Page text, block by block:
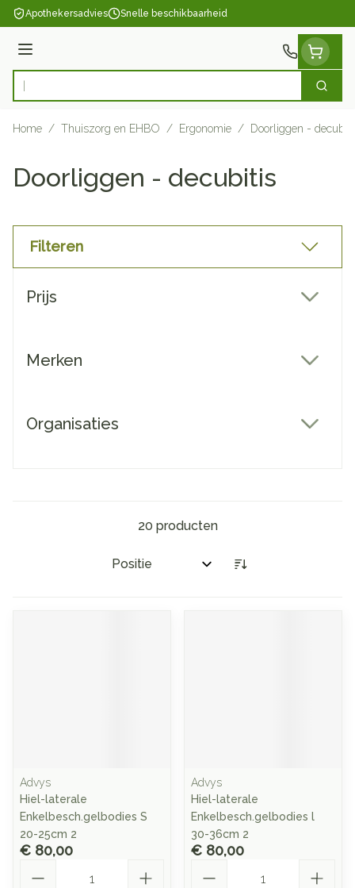
Ga naar de inhoud
Apothekersadvies Snelle beschikbaarheid
Menu
Product, merk, categorie... Zoek
Home / Thuiszorg en EHBO / Ergonomie / Doorliggen -
Doorliggen - decubitis
Filteren
Prijs
Merken
Organisaties
20 producten
Sorteer op:
Advys
Hiel-laterale
Enkelbesch.gelbodies S
20-25cm 2
€ 80,00
Advys
Hiel-laterale
Enkelbesch.gelbodies l
30-36cm 2
€ 80,00